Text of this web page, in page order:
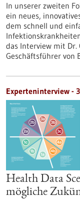
In unserer zweiten
ein neues,
dem schnell und
das Interview mit Dr.
Geschäftsführer von
Experteninterview -
Health Data
mögliche